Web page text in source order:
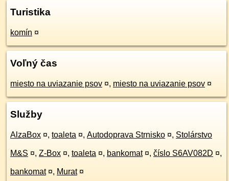
Turistika
komín ¤
Voľný čas
miesto na uviazanie psov ¤, miesto na uviazanie psov ¤
Služby
AlzaBox ¤, toaleta ¤, Autodoprava Strnisko ¤, Stolárstvo
M&S ¤, Z-Box ¤, toaleta ¤, bankomat ¤, číslo S6AV082D ¤,
bankomat ¤, Murat ¤